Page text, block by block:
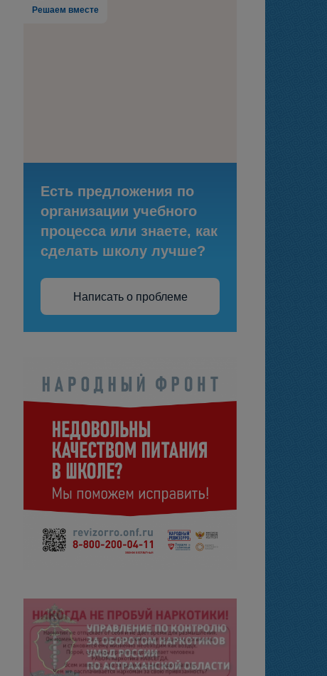
Решаем вместе
Есть предложения по
организации учебного
процесса или знаете, как
сделать школу лучше?
Написать о проблеме